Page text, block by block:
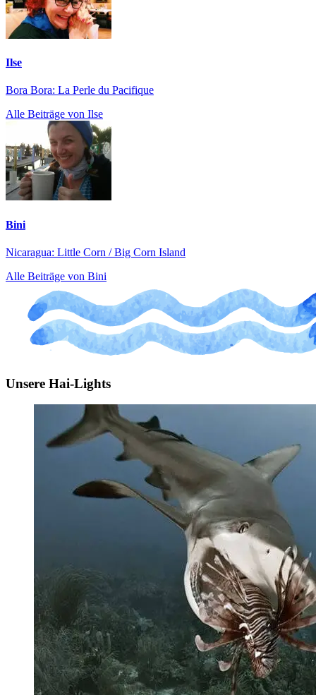
Ilse
Bora Bora: La Perle du Pacifique
Alle Beiträge von Ilse
Bini
Nicaragua: Little Corn / Big Corn Island
Alle Beiträge von Bini
Unsere Hai-Lights